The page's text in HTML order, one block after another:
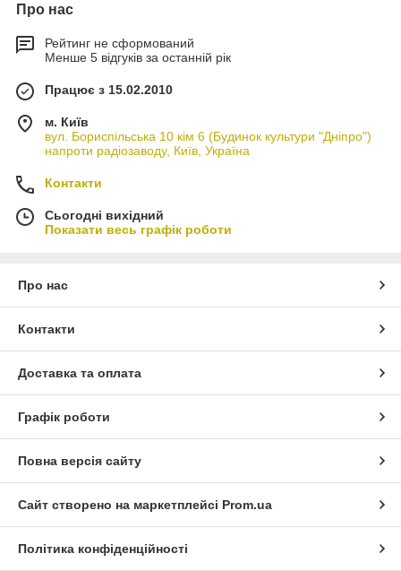
Про нас
Рейтинг не сформований
Менше 5 відгуків за останній рік
Працює з 15.02.2010
м. Київ
вул. Бориспільська 10 кім 6 (Будинок культури "Дніпро")
напроти радіозаводу, Київ, Україна
Контакти
Сьогодні вихідний
Показати весь графік роботи
Про нас
Контакти
Доставка та оплата
Графік роботи
Повна версія сайту
Сайт створено на маркетплейсі Prom.ua
Політика конфіденційності